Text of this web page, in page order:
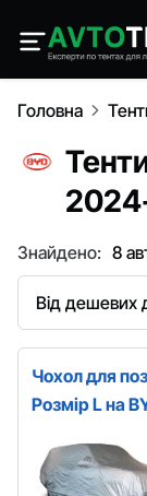
Головна
Знайдено: 8
Сортування
Чохол для
Розмір L на